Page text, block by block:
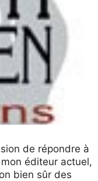
de répondre à
éditeur actuel,
bien sûr des